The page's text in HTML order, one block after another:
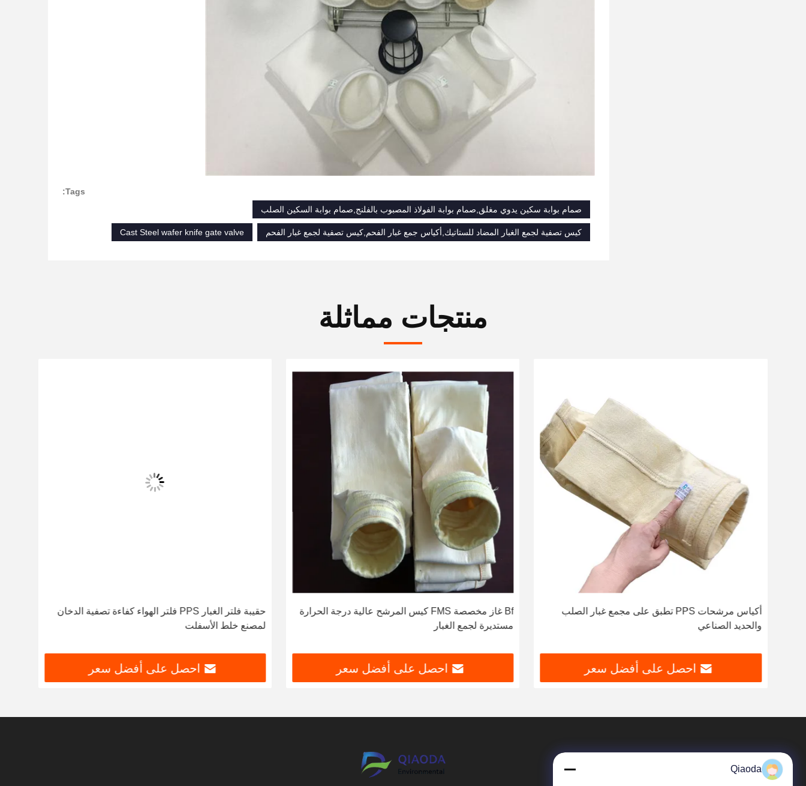
Tags:
صمام بوابة سكين يدوي مغلق,صمام بوابة الفولاذ المصبوب بالفلنج,صمام بوابة السكين الصلب
كيس تصفية لجمع الغبار المضاد للستاتيك,أكياس جمع غبار الفحم,كيس تصفية لجمع غبار الفحم Cast Steel wafer knife gate valve
منتجات مماثلة
أكياس مرشحات PPS تطبق على مجمع غبار الصلب
والحديد الصناعي
احصل على أفضل سعر
Bf غاز مخصصة FMS كيس المرشح عالية درجة الحرارة
مستديرة لجمع الغبار
احصل على أفضل سعر
حقيبة فلتر الغبار PPS فلتر الهواء كفاءة تصفية الدخان
لمصنع خلط الأسفلت
احصل على أفضل سعر
Qiaoda